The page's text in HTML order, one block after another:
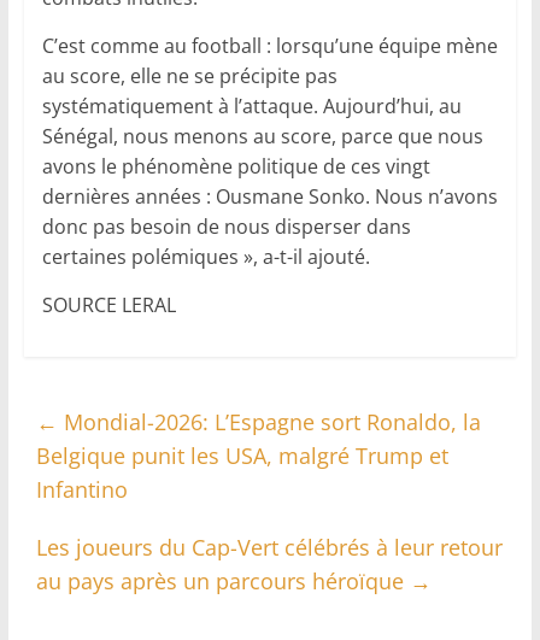
C’est comme au football : lorsqu’une équipe mène
au score, elle ne se précipite pas
systématiquement à l’attaque. Aujourd’hui, au
Sénégal, nous menons au score, parce que nous
avons le phénomène politique de ces vingt
dernières années : Ousmane Sonko. Nous n’avons
donc pas besoin de nous disperser dans
certaines polémiques », a-t-il ajouté.
SOURCE LERAL
← Mondial-2026: L’Espagne sort Ronaldo, la
Belgique punit les USA, malgré Trump et
Infantino
Les joueurs du Cap-Vert célébrés à leur retour
au pays après un parcours héroïque →